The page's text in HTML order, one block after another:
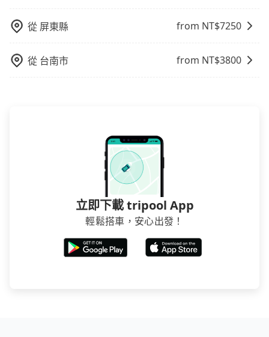
從 屏東縣 from NT$7250
從 台南市 from NT$3800
立即下載 tripool App
輕鬆搭車，安心出發！